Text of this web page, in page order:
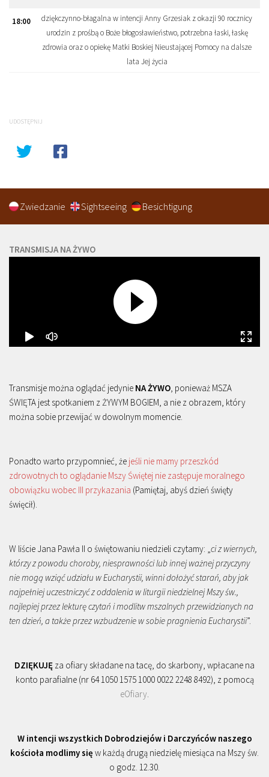
18:00
dziękczynno-błagalna w intencji Anny Grzesiak z okazji 90 rocznicy
urodzin z prośbą o Boże błogosławieństwo, potrzebna łaski, łaskę
zdrowia oraz o opiekę Matki Boskiej Nieustającej Pomocy na dalsze
lata Jej życia
UDOSTĘPNIJ
Zwiedzanie Sightseeing Besichtigung
TRANSMISJA NA ŻYWO
Transmisje można oglądać jedynie NA ŻYWO , ponieważ MSZA
ŚWIĘTA jest spotkaniem z ŻYWYM BOGIEM, a nie z obrazem, który
można sobie przewijać w dowolnym momencie.
Ponadto warto przypomnieć, że jeśli nie mamy przeszkód
zdrowotnych to oglądanie Mszy Świętej nie zastępuje moralnego
obowiązku wobec III przykazania (Pamiętaj, abyś dzień święty
święcił).
W liście Jana Pawła II o świętowaniu niedzieli czytamy: „ ci z wiernych,
którzy z powodu choroby, niesprawności lub innej ważnej przyczyny
nie mogą wziąć udziału w Eucharystii, winni dołożyć starań, aby jak
najpełniej uczestniczyć z oddalenia w liturgii niedzielnej Mszy św.,
najlepiej przez lekturę czytań i modlitw mszalnych przewidzianych na
ten dzień, a także przez wzbudzenie w sobie pragnienia Eucharystii”.
DZIĘKUJĘ za ofiary składane na tacę, do skarbony, wpłacane na
konto parafialne (nr 64 1050 1575 1000 0022 2248 8492), z pomocą
eOfiary
W intencji wszystkich Dobrodziejów i Darczyńców naszego
kościoła modlimy się w każdą drugą niedzielę miesiąca na Mszy św.
o godz. 12.30.